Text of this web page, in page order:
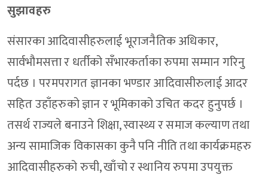
सुझावहरु
संसारका आदिवासीहरुलाई भूराजनैतिक अधिकार,
सार्वभौमसत्ता र धर्तीको सँभारकर्ताका रुपमा सम्मान गरिनु
पर्दछ । परमपरागत ज्ञानका भण्डार आदिवासीरुलाई आदर
सहित उहाँहरुको ज्ञान र भूमिकाको उचित कदर हुनुपर्छ ।
तसर्थ राज्यले बनाउने शिक्षा, स्वास्थ्य र समाज कल्याण तथा
अन्य सामाजिक विकासका कुनै पनि नीति तथा कार्यक्रमहरु
आदिवासीहरुको रुची, खाँचो र स्थानिय रुपमा उपयुक्त